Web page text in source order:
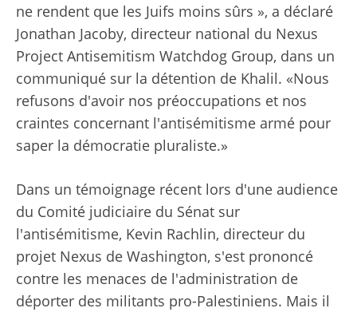
ne rendent que les Juifs moins sûrs », a déclaré
Jonathan Jacoby, directeur national du Nexus
Project Antisemitism Watchdog Group, dans un
communiqué sur la détention de Khalil. «Nous
refusons d'avoir nos préoccupations et nos
craintes concernant l'antisémitisme armé pour
saper la démocratie pluraliste.»
Dans un témoignage récent lors d'une audience
du Comité judiciaire du Sénat sur
l'antisémitisme, Kevin Rachlin, directeur du
projet Nexus de Washington, s'est prononcé
contre les menaces de l'administration de
déporter des militants pro-Palestiniens. Mais il